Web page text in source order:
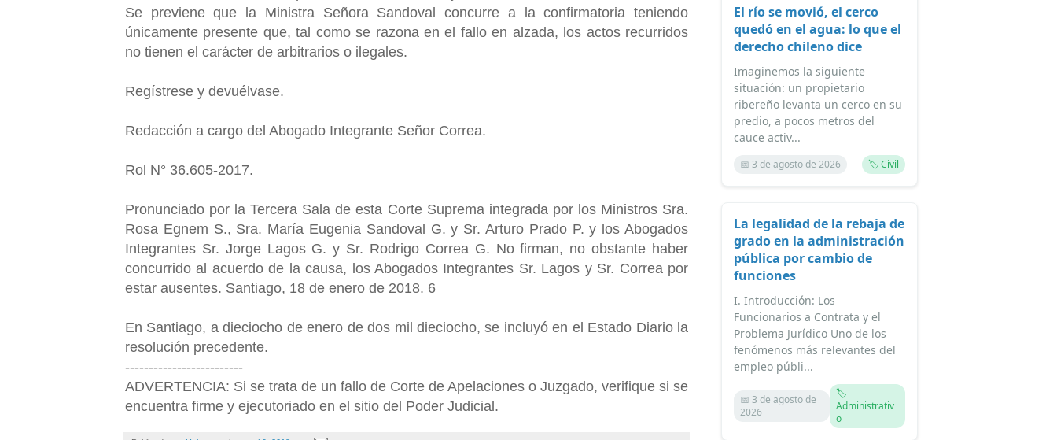
Se previene que la Ministra Señora Sandoval concurre a la confirmatoria teniendo
únicamente presente que, tal como se razona en el fallo en alzada, los actos recurridos
no tienen el carácter de arbitrarios o ilegales.
Regístrese y devuélvase.
Redacción a cargo del Abogado Integrante Señor Correa.
Rol N° 36.605-2017.
Pronunciado por la Tercera Sala de esta Corte Suprema integrada por los Ministros Sra.
Rosa Egnem S., Sra. María Eugenia Sandoval G. y Sr. Arturo Prado P. y los Abogados
Integrantes Sr. Jorge Lagos G. y Sr. Rodrigo Correa G. No firman, no obstante haber
concurrido al acuerdo de la causa, los Abogados Integrantes Sr. Lagos y Sr. Correa por
estar ausentes. Santiago, 18 de enero de 2018. 6
En Santiago, a dieciocho de enero de dos mil dieciocho, se incluyó en el Estado Diario la
resolución precedente.
-------------------------
ADVERTENCIA: Si se trata de un fallo de Corte de Apelaciones o Juzgado, verifique si se
encuentra firme y ejecutoriado en el sitio del Poder Judicial.
El río se movió, el cerco
quedó en el agua: lo que el
derecho chileno dice
Imaginemos la siguiente
situación: un propietario
ribereño levanta un cerco en su
predio, a pocos metros del
cauce activ...
📅 3 de agosto de 2026 🏷️ Civil
La legalidad de la rebaja de
grado en la administración
pública por cambio de
funciones
I. Introducción: Los
Funcionarios a Contrata y el
Problema Jurídico Uno de los
fenómenos más relevantes del
empleo públi...
📅 3 de agosto de
2026
🏷️
Administrativ
o